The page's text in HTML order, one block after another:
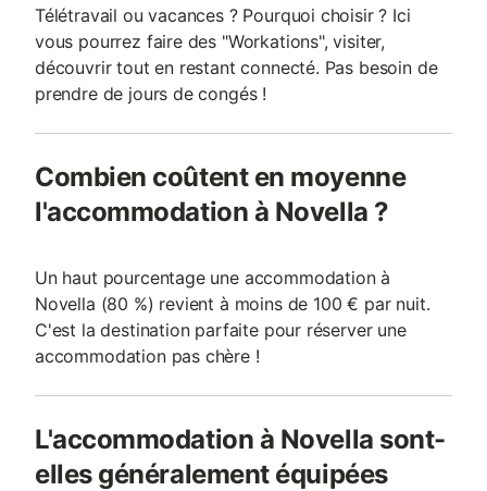
Télétravail ou vacances ? Pourquoi choisir ? Ici
vous pourrez faire des "Workations", visiter,
découvrir tout en restant connecté. Pas besoin de
prendre de jours de congés !
Combien coûtent en moyenne
l'accommodation à Novella ?
Un haut pourcentage une accommodation à
Novella (80 %) revient à moins de 100 € par nuit.
C'est la destination parfaite pour réserver une
accommodation pas chère !
L'accommodation à Novella sont-
elles généralement équipées